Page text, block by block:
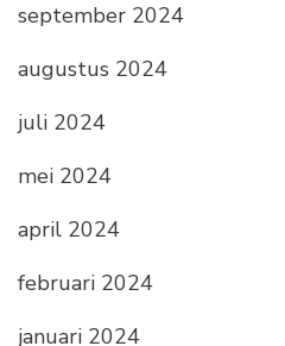
september 2024
augustus 2024
juli 2024
mei 2024
april 2024
februari 2024
januari 2024